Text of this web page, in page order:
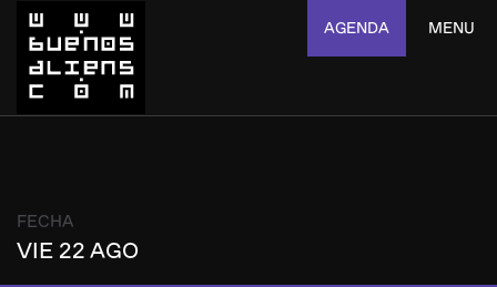
AGENDA MENU
FECHA
VIE 22 AGO